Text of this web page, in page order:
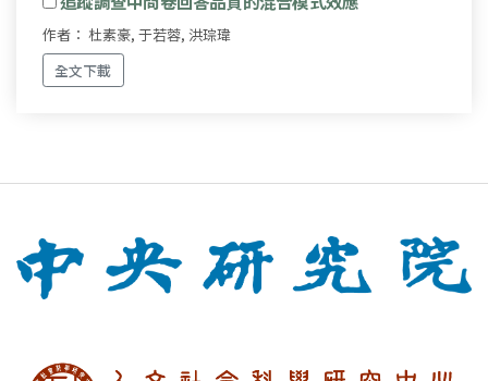
作者： 杜素豪, 于若蓉, 洪琮瑋
全文下載